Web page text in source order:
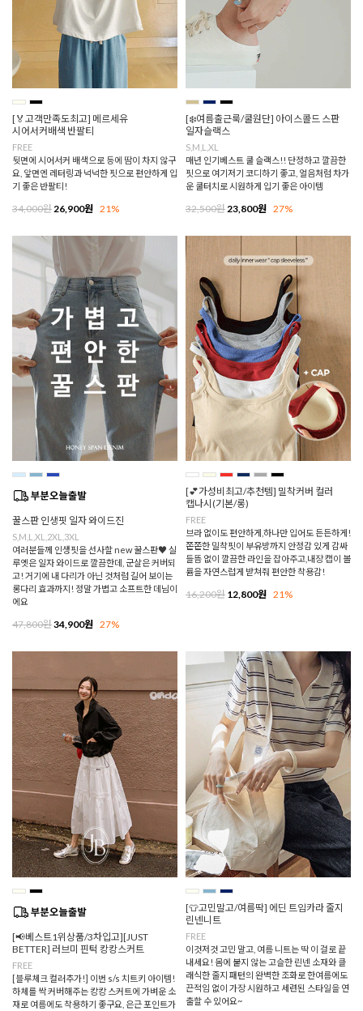
[🏅고객만족도최고] 메르세유
시어서커배색 반팔티
FREE
뒷면에 시어서커 배색으로 등에 땀이 차지 않구
요, 앞면엔 레터링과 넉넉한 핏으로 편안하게 입
기 좋은 반팔티!
34,000원 26,900원 21%
[❄️여름출근룩/쿨원단] 아이스콜드 스판
일자슬랙스
S,M,L,XL
매년 인기베스트 쿨 슬랙스!! 단정하고 깔끔한
핏으로 여기저기 코디하기 좋고, 얼음처럼 차가
운 쿨터치로 시원하게 입기 좋은 아이템
32,500원 23,800원 27%
꿀스판 인생핏 일자 와이드진
S,M,L,XL,2XL,3XL
여러분들께 인생핏을 선사할 new 꿀스판♥ 실
루엣은 일자 와이드로 깔끔한데, 군살은 커버되
고! 거기에 내 다리가 아닌 것처럼 길어 보이는
롱다리 효과까지! 정말 가볍고 소프트한 데님이
에요
47,800원34,900원 27%
[💕가성비최고/추천템] 밀착커버 컬러
캡나시(기본/롱)
FREE
브라 없이도 편안하게,하나만 입어도 든든하게!
쫀쫀한 밀착핏이 부유방까지 안정감 있게 감싸
들뜸 없이 깔끔한 라인을 잡아주고,내장 캡이 볼
륨을 자연스럽게 받쳐줘 편안한 착용감!
16,200원 12,800원 21%
[📢베스트1위상품/3차입고][JUST
BETTER] 러브미 핀턱 캉캉스커트
FREE
[블루체크 컬러추가!] 이번 s/s 치트키 아이템!
하체를 싹 커버해주는 캉캉 스커트에 가벼운 소
재로 여름에도 착용하기 좋구요, 은근 포인트가
[👕고민말고/여름딱] 에딘 트임카라 줄지
린넨니트
FREE
이것저것 고민 말고, 여름 니트는 딱 이 걸로 끝
내세요! 몸에 붙지 않는 고슬한 린넨 소재와 클
래식한 줄지 패턴의 완벽한 조화로 한여름에도
끈적임 없이 가장 시원하고 세련된 스타일을 연
출할 수 있어요~